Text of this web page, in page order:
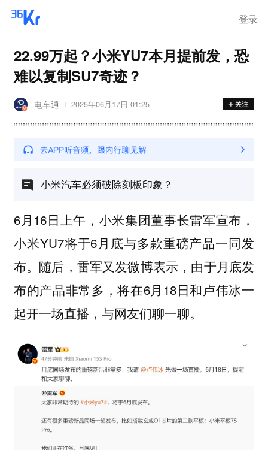
登录
22.99万起？小米YU7本月提前发，恐
难以复制SU7奇迹？
电车通 2025年06月17日 01:25
小米汽车必须破除刻板印象？
6月16日上午，小米集团董事长雷军宣布，
小米YU7将于6月底与多款重磅产品一同发
布。随后，雷军又发微博表示，由于月底发
布的产品非常多，将在6月18日和卢伟冰一
起开一场直播，与网友们聊一聊。